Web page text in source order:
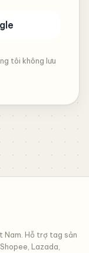
tôi không lưu
Nam. Hỗ trợ tag sản
Lazada,